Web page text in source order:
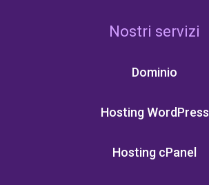
Nostri servizi
Dominio
Hosting WordPress
Hosting cPanel